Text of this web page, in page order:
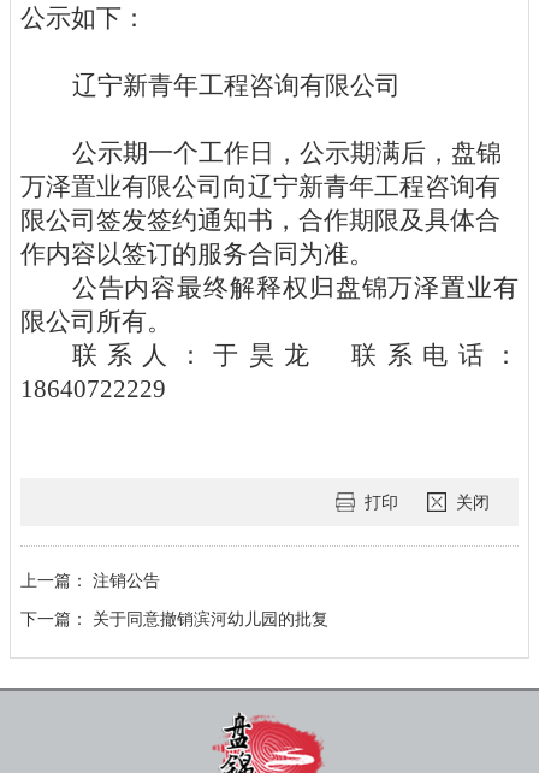
公示如下：
辽宁新青年工程咨询有限公司
公示期一个工作日，公示期满后，盘锦
万泽置业有限公司 向辽宁新青年工程咨询有
限公司 签发签约通知书，合作期限及具体合
作内容以签订的服务合同为准。
公告内容最终解释权归盘锦万泽置业有
限公司 所有。
联系人：于昊龙
联系电话：
18640722229
打印 关闭
上一篇：
注销公告
下一篇：
关于同意撤销滨河幼儿园的批复